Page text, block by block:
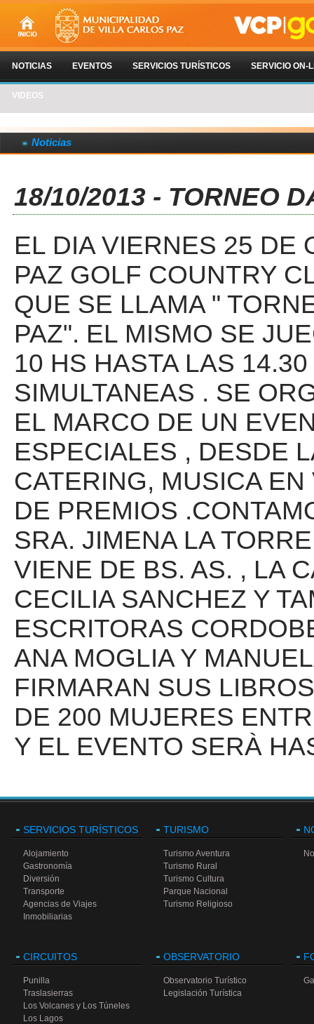
NOTICIAS EVENTOS SERVICIOS TURÍSTICOS SERVICIO ON-
VIDEOS
Noticias
18/10/2013 - TORNEO
EL DIA VIERNES 25 DE
PAZ GOLF COUNTRY
QUE SE LLAMA "
PAZ". EL MISMO SE
10 HS HASTA LAS
SIMULTANEAS . SE
EL MARCO DE UN
ESPECIALES , DESDE
CATERING, MUSICA
DE PREMIOS
SRA. JIMENA LA
VIENE DE BS. AS. , LA
CECILIA SANCHEZ Y
ESCRITORAS
ANA MOGLIA Y
FIRMARAN SUS
DE 200 MUJERES
Y EL EVENTO SERÀ
SERVICIOS TURÍSTICOS
Alojamiento
Gastronomía
Diversión
Transporte
Agencias de Viajes
Inmobiliarias
TURISMO
Turismo Aventura
Turismo Rural
Turismo Cultura
Parque Nacional
Turismo Religioso
CIRCUITOS
Punilla
Traslasierras
Los Volcanes y Los Túneles
Los Lagos
OBSERVATORIO
Observatorio Turístico
Legislación Turística